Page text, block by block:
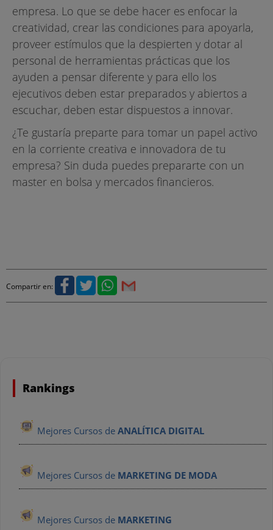
empresa. Lo que se debe hacer es enfocar la
creatividad, crear las condiciones para apoyarla,
proveer estímulos que la despierten y dotar al
personal de herramientas prácticas que los
ayuden a pensar diferente y para ello los
ejecutivos deben estar preparados y abiertos a
escuchar, deben estar dispuestos a innovar.
¿Te gustaría preparte para tomar un papel activo
en la corriente creativa e innovadora de tu
empresa? Sin duda puedes prepararte con un
master en bolsa y mercados financieros.
Compartir en:
Rankings
Mejores Cursos de ANALÍTICA DIGITAL
Mejores Cursos de MARKETING DE MODA
Mejores Cursos de MARKETING